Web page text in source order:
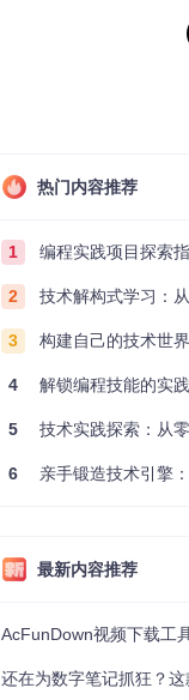
热门内容推荐
1 编程实践项目探索指南：从
2 技术解构式学习：从0到1
3 构建自己的技术世界：build-
4 解锁编程技能的实践之旅：
5 技术实践探索：从零开始构
6 亲手锻造技术引擎：从0到1
最新内容推荐
AcFunDown视频下载工